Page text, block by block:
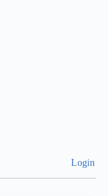
Login